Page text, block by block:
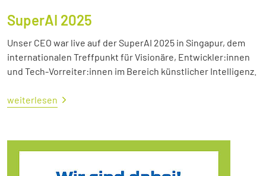
SuperAI 2025
Unser CEO war live auf der SuperAI 2025 in Singapur, dem
internationalen Treffpunkt für Visionäre, Entwickler:innen
und Tech-Vorreiter:innen im Bereich künstlicher Intelligenz.
weiterlesen